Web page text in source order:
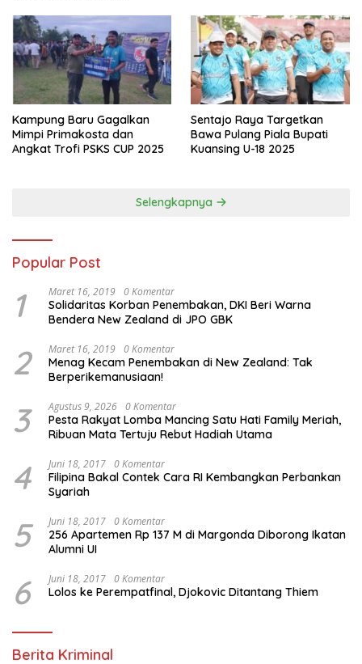
Kampung Baru Gagalkan
Mimpi Primakosta dan
Angkat Trofi PSKS CUP 2025
Sentajo Raya Targetkan
Bawa Pulang Piala Bupati
Kuansing U-18 2025
Selengkapnya
Popular Post
1 Maret 16, 2019 0 Komentar
Solidaritas Korban Penembakan, DKI Beri Warna
Bendera New Zealand di JPO GBK
2 Maret 16, 2019 0 Komentar
Menag Kecam Penembakan di New Zealand: Tak
Berperikemanusiaan!
3 Agustus 9, 2026 0 Komentar
Pesta Rakyat Lomba Mancing Satu Hati Family Meriah,
Ribuan Mata Tertuju Rebut Hadiah Utama
4 Juni 18, 2017 0 Komentar
Filipina Bakal Contek Cara RI Kembangkan Perbankan
Syariah
5 Juni 18, 2017 0 Komentar
256 Apartemen Rp 137 M di Margonda Diborong Ikatan
Alumni UI
6 Juni 18, 2017 0 Komentar
Lolos ke Perempatfinal, Djokovic Ditantang Thiem
Berita Kriminal